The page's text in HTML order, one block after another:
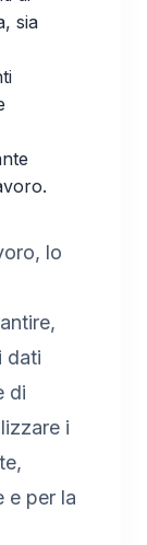
sia
lo
dati
di
i
e per la